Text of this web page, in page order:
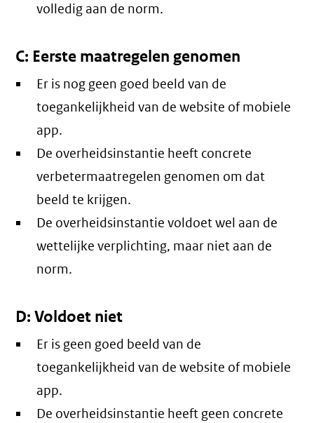
volledig aan de norm.
C: Eerste maatregelen genomen
Er is nog geen goed beeld van de
toegankelijkheid van de website of mobiele
app.
De overheidsinstantie heeft concrete
verbetermaatregelen genomen om dat
beeld te krijgen.
De overheidsinstantie voldoet wel aan de
wettelijke verplichting, maar niet aan de
norm.
D: Voldoet niet
Er is geen goed beeld van de
toegankelijkheid van de website of mobiele
app.
De overheidsinstantie heeft geen concrete